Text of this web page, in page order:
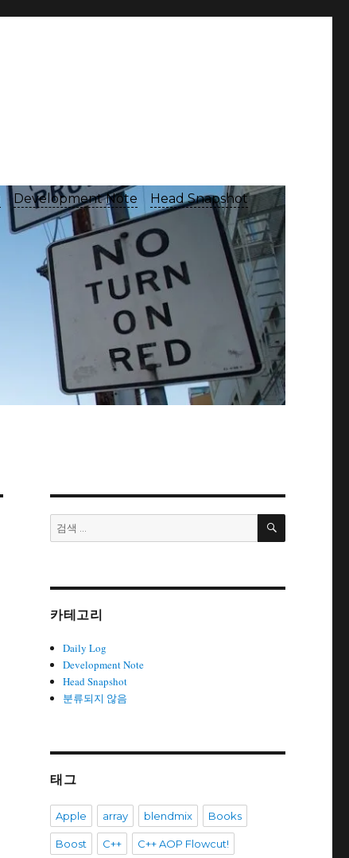
Development Note Head Snapshot
검
색:
검
카테고리
Daily Log
Development Note
Head Snapshot
분류되지 않음
태그
Apple array blendmix Books
Boost C++ C++ AOP Flowcut!